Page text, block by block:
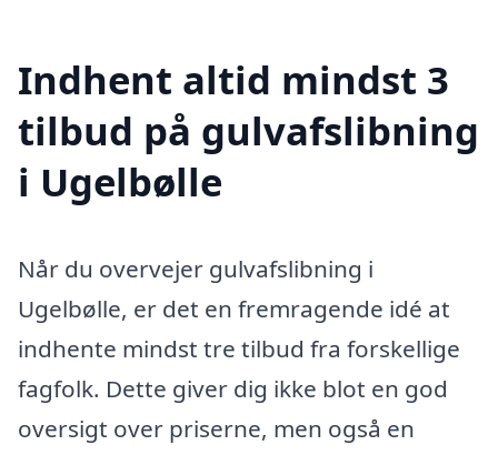
Indhent altid mindst 3
tilbud på gulvafslibning
i Ugelbølle
Når du overvejer gulvafslibning i
Ugelbølle, er det en fremragende idé at
indhente mindst tre tilbud fra forskellige
fagfolk. Dette giver dig ikke blot en god
oversigt over priserne, men også en